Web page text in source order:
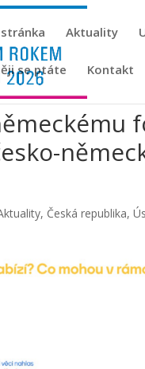
Aktuality
se ptáte Kontakt
, Česká republika,